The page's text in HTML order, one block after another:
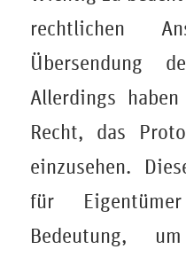
rechtlichen
Übersendung
Allerdings
Recht, das
einzusehen.
für
Bedeutung,